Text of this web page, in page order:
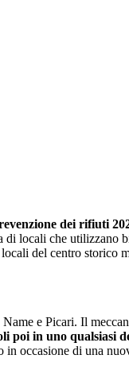
dei rifiuti
di locali che
del centro storico
e Picari. Il
poi in uno qualsiasi
occasione di una